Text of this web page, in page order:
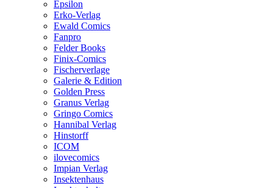
Epsilon
Erko-Verlag
Ewald Comics
Fanpro
Felder Books
Finix-Comics
Fischerverlage
Galerie & Edition
Golden Press
Granus Verlag
Gringo Comics
Hannibal Verlag
Hinstorff
ICOM
ilovecomics
Impian Verlag
Insektenhaus